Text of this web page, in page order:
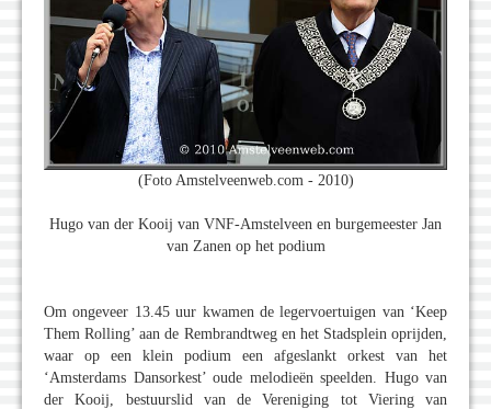
(Foto Amstelveenweb.com - 2010)
Hugo van der Kooij van VNF-Amstelveen en burgemeester Jan
van Zanen op het podium
Om ongeveer 13.45 uur kwamen de legervoertuigen van ‘Keep
Them Rolling’ aan de Rembrandtweg en het Stadsplein oprijden,
waar op een klein podium een afgeslankt orkest van het
‘Amsterdams Dansorkest’ oude melodieën speelden. Hugo van
der Kooij, bestuurslid van de Vereniging tot Viering van